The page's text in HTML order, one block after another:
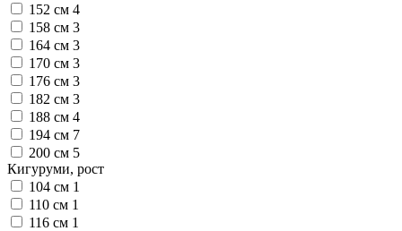
152 см 4
158 см 3
164 см 3
170 см 3
176 см 3
182 см 3
188 см 4
194 см 7
200 см 5
Кигуруми, рост
104 см 1
110 см 1
116 см 1